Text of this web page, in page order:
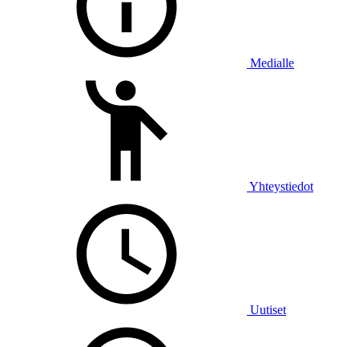
Medialle
Yhteystiedot
Uutiset